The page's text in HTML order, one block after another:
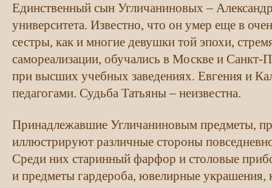
Единственный сын Угличаниновых –
университета. Известно, что он умер еще в
сестры, как и многие девушки той эпохи,
самореализации, обучались в Москве и Санкт-
при высших учебных заведениях. Евгения и
педагогами. Судьба Татьяны – неизвестна.
Принадлежавшие Угличаниновым предметы,
иллюстрируют различные стороны
Среди них старинный фарфор и столовые
и предметы гардероба, ювелирные украшения,